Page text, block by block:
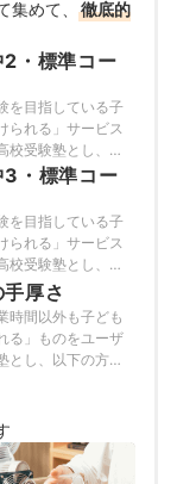
集めて、
徹底的
・標準コー
を目指している子
られる」サービス
校受験塾とし、そ
タルコスト（月額
ど）がほかの高校
めて以下の方法で
1月28日時点の情
います。
3・標準コー
を目指している子
られる」サービス
校受験塾とし、そ
タルコスト（月額
ど）がほかの高校
めて以下の方法で
1月28日時点の情
います。
厚さ
時間以外も子ども
る」ものをユーザ
とし、以下の方法
ています。